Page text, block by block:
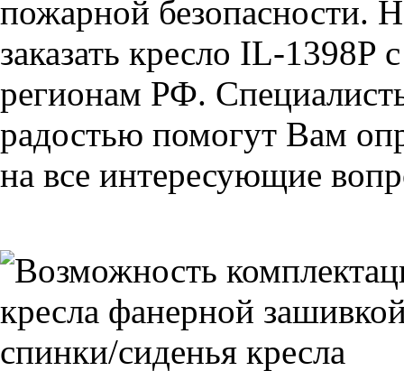
пожарной безопасности.
заказать кресло IL-1398P
регионам РФ.
радостью помогут Вам
на все интересующие